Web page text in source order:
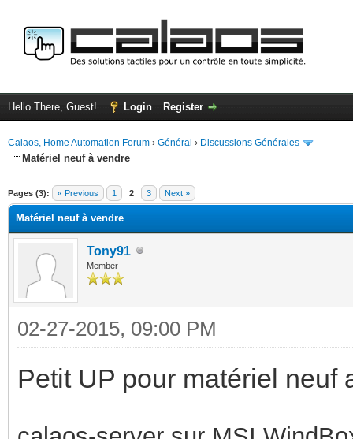
Hello There, Guest! Login Register
Calaos, Home Automation Forum › Général › Discussions Générales
Matériel neuf à vendre
Pages (3): « Previous 1 2 3 Next »
Matériel neuf à vendre
Tony91
Member
02-27-2015, 09:00 PM
Petit UP pour matériel neuf